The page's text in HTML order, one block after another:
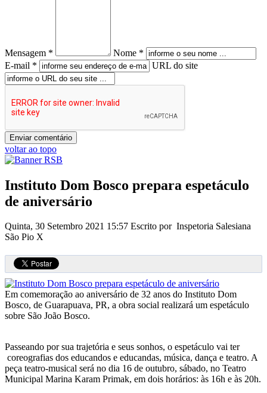
Mensagem *
Nome *
E-mail *
URL do site
voltar ao topo
Instituto Dom Bosco prepara espetáculo
de aniversário
Quinta, 30 Setembro 2021 15:57 Escrito por Inspetoria Salesiana
São Pio X
Em comemoração ao aniversário de 32 anos do Instituto Dom
Bosco, de Guarapuava, PR, a obra social realizará um espetáculo
sobre São João Bosco.
Passeando por sua trajetória e seus sonhos, o espetáculo vai ter
coreografias dos educandos e educandas, música, dança e teatro. A
peça teatro-musical será no dia 16 de outubro, sábado, no Teatro
Municipal Marina Karam Primak, em dois horários: às 16h e às 20h.